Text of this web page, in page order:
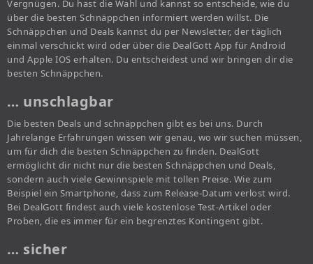
Vergnügen. Du hast die Wahl und kannst so entscheide, wie du
über die besten Schnäppchen informiert werden willst. Die
Schnäppchen und Deals kannst du per Newsletter, der täglich
einmal verschickt wird oder über die DealGott App für Android
und Apple IOS erhalten. Du entscheidest und wir bringen dir die
besten Schnäppchen.
… unschlagbar
Die besten Deals und schnäppchen gibt es bei uns. Durch
Jahrelange Erfahrungen wissen wir genau, wo wir suchen müssen,
um für dich die besten Schnäppchen zu finden. DealGott
ermöglicht dir nicht nur die besten Schnäppchen und Deals,
sondern auch viele Gewinnspiele mit tollen Preise. Wie zum
Beispiel ein Smartphone, dass zum Release-Datum verlost wird.
Bei DealGott findest auch viele kostenlose Test-Artikel oder
Proben, die es immer für ein begrenztes Kontingent gibt.
… sicher